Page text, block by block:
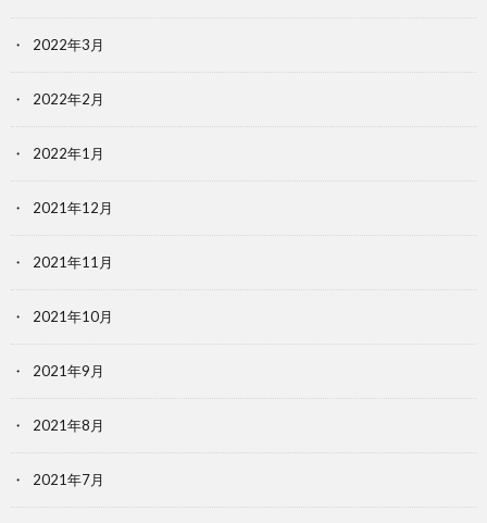
2022年3月
2022年2月
2022年1月
2021年12月
2021年11月
2021年10月
2021年9月
2021年8月
2021年7月